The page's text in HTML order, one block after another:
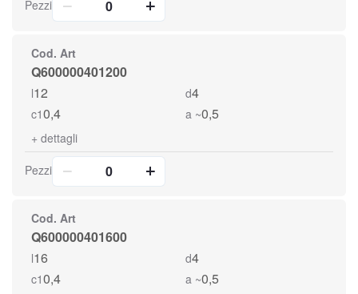
Pezzi
Cod. Art
Q600000401200
l12 d4
c10,4 a ~0,5
+ dettagli
Pezzi
Cod. Art
Q600000401600
l16 d4
c10,4 a ~0,5